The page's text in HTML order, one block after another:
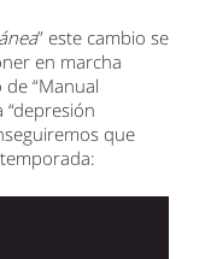
” este cambio se
en marcha
“Manual
“depresión
que